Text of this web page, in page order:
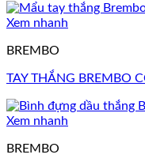
Xem nhanh
BREMBO
TAY THẮNG BREMBO
Xem nhanh
BREMBO